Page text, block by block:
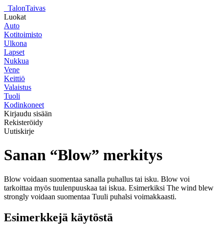
TalonTaivas
Luokat
Auto
Kotitoimisto
Ulkona
Lapset
Nukkua
Vene
Keittiö
Valaistus
Tuoli
Kodinkoneet
Kirjaudu sisään
Rekisteröidy
Uutiskirje
Sanan “Blow” merkitys
Blow voidaan suomentaa sanalla puhallus tai isku. Blow voi
tarkoittaa myös tuulenpuuskaa tai iskua. Esimerkiksi The wind blew
strongly voidaan suomentaa Tuuli puhalsi voimakkaasti.
Esimerkkejä käytöstä